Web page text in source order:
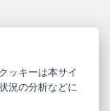
ッキーは本サイ
況の分析などに